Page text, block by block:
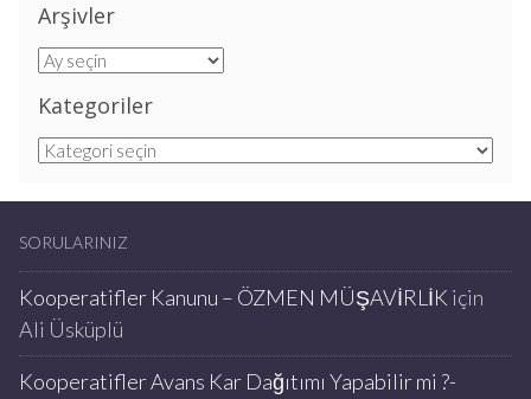
Arşivler
Arşivler
Kategoriler
Kategoriler
SORULARINIZ
Kooperatifler Kanunu – ÖZMEN MÜŞAVİRLİK için
Ali Üsküplü
Kooperatifler Avans Kar Dağıtımı Yapabilir mi ?-